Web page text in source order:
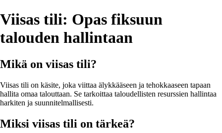
Viisas tili: Opas fiksuun
talouden hallintaan
Mikä on viisas tili?
Viisas tili on käsite, joka viittaa älykkääseen ja tehokkaaseen tapaan
hallita omaa talouttaan. Se tarkoittaa taloudellisten resurssien hallintaa
harkiten ja suunnitelmallisesti.
Miksi viisas tili on tärkeä?